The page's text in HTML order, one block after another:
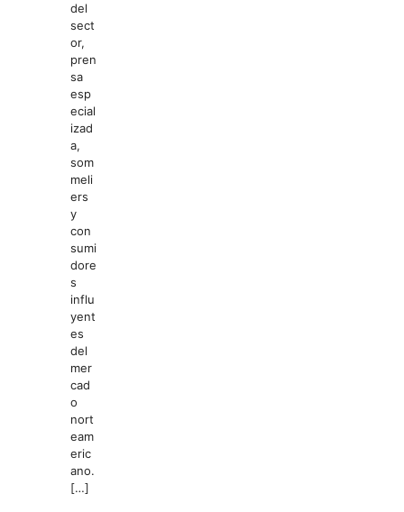
del
sect
or,
pren
sa
esp
ecial
izad
a,
som
meli
ers
y
con
sumi
dore
s
influ
yent
es
del
mer
cad
o
nort
eam
eric
ano.
[…]